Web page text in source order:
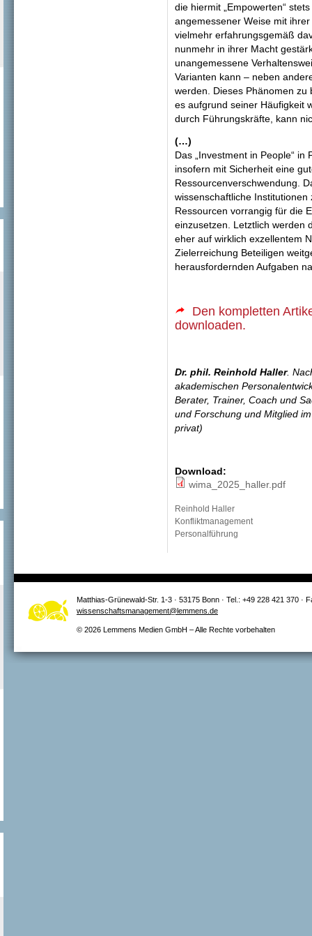
die hiermit „Empowerten“
angemessener Weise mit
vielmehr erfahrungsgemäß
nunmehr in ihrer Macht
unangemessene
Varianten kann – neben
werden. Dieses Phänomen
es aufgrund seiner Häufigkeit
durch Führungskräfte, kann
(…)
Das „Investment in People“
insofern mit Sicherheit eine
Ressourcenverschwendung.
wissenschaftliche
Ressourcen vorrangig für die
einzusetzen. Letztlich werden
eher auf wirklich exzellentem
Zielerreichung Beteiligen
herausfordernden Aufgaben
Den kompletten
downloaden.
Dr. phil. Reinhold Haller.
akademischen
Berater, Trainer, Coach und
und Forschung und Mitglied
privat)
Download:
wima_2025_haller.pdf
Reinhold Haller
Konfliktmanagement
Personalführung
Matthias-Grünewald-Str. 1-3 · 53175 Bonn · Tel.: +49 228 421 370 ·
wissenschaftsmanagement@lemmens.de
© 2026 Lemmens Medien GmbH – Alle Rechte vorbehalten